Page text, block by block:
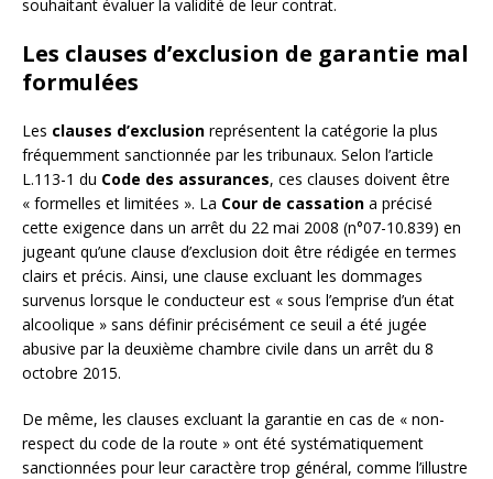
souhaitant évaluer la validité de leur contrat.
Les clauses d’exclusion de garantie mal
formulées
Les clauses d’exclusion représentent la catégorie la plus
fréquemment sanctionnée par les tribunaux. Selon l’article
L.113-1 du Code des assurances, ces clauses doivent être
« formelles et limitées ». La Cour de cassation a précisé
cette exigence dans un arrêt du 22 mai 2008 (n°07-10.839) en
jugeant qu’une clause d’exclusion doit être rédigée en termes
clairs et précis. Ainsi, une clause excluant les dommages
survenus lorsque le conducteur est « sous l’emprise d’un état
alcoolique » sans définir précisément ce seuil a été jugée
abusive par la deuxième chambre civile dans un arrêt du 8
octobre 2015.
De même, les clauses excluant la garantie en cas de « non-
respect du code de la route » ont été systématiquement
sanctionnées pour leur caractère trop général, comme l’illustre